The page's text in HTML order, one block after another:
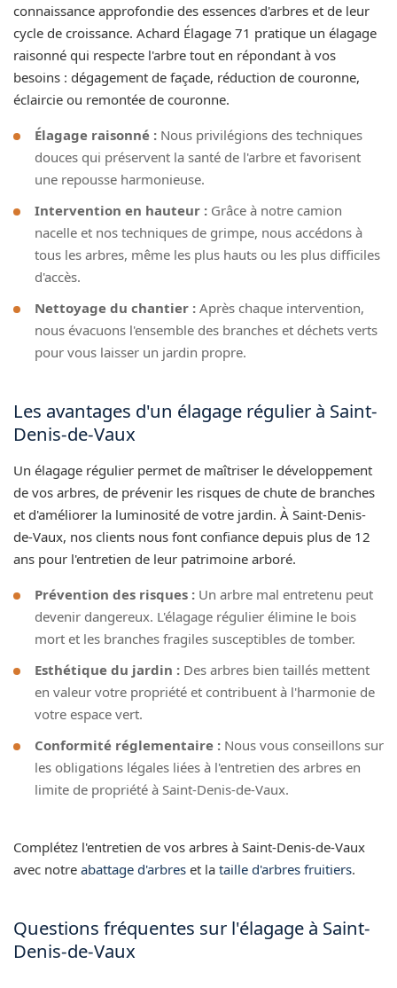
connaissance approfondie des essences d'arbres et de leur
cycle de croissance. Achard Élagage 71 pratique un élagage
raisonné qui respecte l'arbre tout en répondant à vos
besoins : dégagement de façade, réduction de couronne,
éclaircie ou remontée de couronne.
Élagage raisonné : Nous privilégions des techniques
douces qui préservent la santé de l'arbre et favorisent
une repousse harmonieuse.
Intervention en hauteur : Grâce à notre camion
nacelle et nos techniques de grimpe, nous accédons à
tous les arbres, même les plus hauts ou les plus difficiles
d'accès.
Nettoyage du chantier : Après chaque intervention,
nous évacuons l'ensemble des branches et déchets verts
pour vous laisser un jardin propre.
Les avantages d'un élagage régulier à Saint-
Denis-de-Vaux
Un élagage régulier permet de maîtriser le développement
de vos arbres, de prévenir les risques de chute de branches
et d'améliorer la luminosité de votre jardin. À Saint-Denis-
de-Vaux, nos clients nous font confiance depuis plus de 12
ans pour l'entretien de leur patrimoine arboré.
Prévention des risques : Un arbre mal entretenu peut
devenir dangereux. L'élagage régulier élimine le bois
mort et les branches fragiles susceptibles de tomber.
Esthétique du jardin : Des arbres bien taillés mettent
en valeur votre propriété et contribuent à l'harmonie de
votre espace vert.
Conformité réglementaire : Nous vous conseillons sur
les obligations légales liées à l'entretien des arbres en
limite de propriété à Saint-Denis-de-Vaux.
Complétez l'entretien de vos arbres à Saint-Denis-de-Vaux
avec notre abattage d'arbres et la taille d'arbres fruitiers.
Questions fréquentes sur l'élagage à Saint-
Denis-de-Vaux